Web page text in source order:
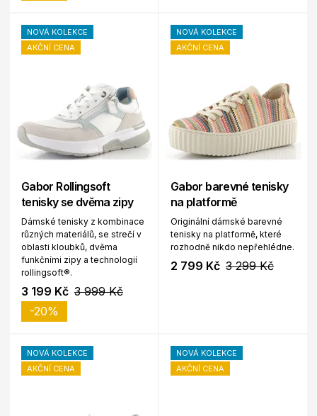
NOVÁ KOLEKCE
AKČNÍ CENA
Gabor Rollingsoft
tenisky se dvěma zipy
Dámské tenisky z kombinace
různých materiálů, se strečí v
oblasti kloubků, dvěma
funkčními zipy a technologií
rollingsoft®.
3 199 Kč 3 999 Kč
-20%
NOVÁ KOLEKCE
AKČNÍ CENA
Gabor barevné tenisky
na platformě
Originální dámské barevné
tenisky na platformě, které
rozhodně nikdo nepřehlédne.
2 799 Kč 3 299 Kč
NOVÁ KOLEKCE
AKČNÍ CENA
NOVÁ KOLEKCE
AKČNÍ CENA